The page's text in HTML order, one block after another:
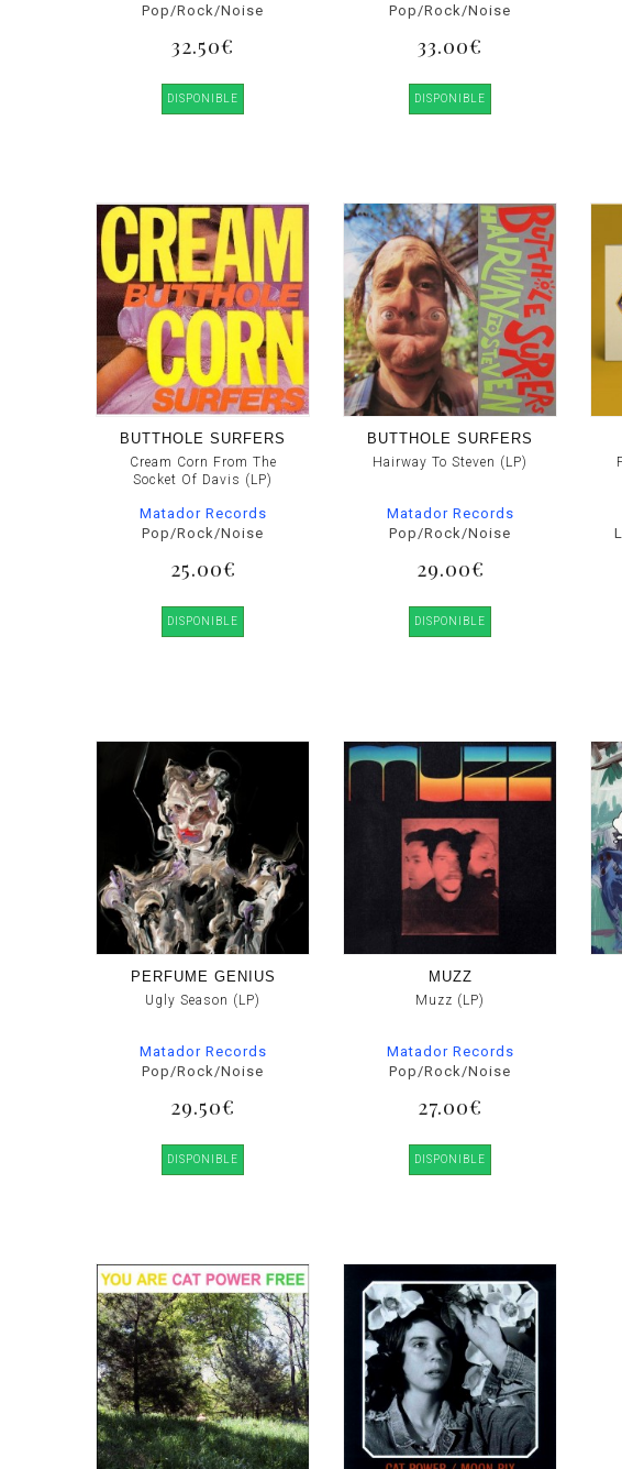
Pop/Rock/Noise
32.50€
DISPONIBLE
Pop/Rock/Noise
33.00€
DISPONIBLE
BUTTHOLE SURFERS
Cream Corn From The
Socket Of Davis (LP)
Matador Records
Pop/Rock/Noise
25.00€
DISPONIBLE
BUTTHOLE SURFERS
Hairway To Steven (LP)
Matador Records
Pop/Rock/Noise
29.00€
DISPONIBLE
PERFUME GENIUS
Ugly Season (LP)
Matador Records
Pop/Rock/Noise
29.50€
DISPONIBLE
MUZZ
Muzz (LP)
Matador Records
Pop/Rock/Noise
27.00€
DISPONIBLE